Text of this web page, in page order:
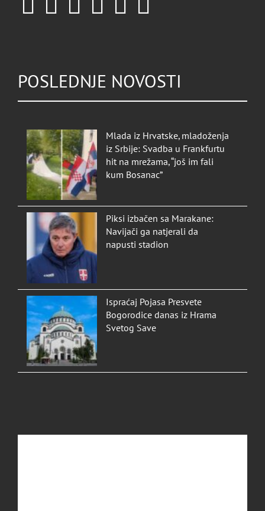
POSLEDNJE NOVOSTI
Mlada iz Hrvatske, mladoženja
iz Srbije: Svadba u Frankfurtu
hit na mrežama, “još im fali
kum Bosanac”
Piksi izbačen sa Marakane:
Navijači ga natjerali da
napusti stadion
Ispraćaj Pojasa Presvete
Bogorodice danas iz Hrama
Svetog Save